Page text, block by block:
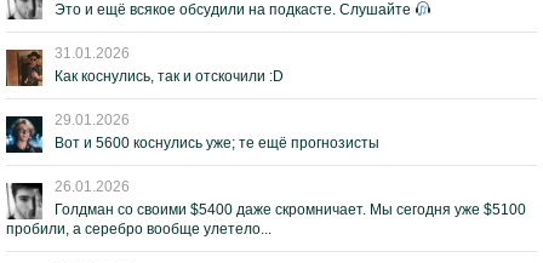
Это и ещё всякое обсудили на подкасте. Слушайте
31.01.2026
Как коснулись, так и отскочили :D
29.01.2026
Вот и 5600 коснулись уже; те ещё прогнозисты
26.01.2026
Голдман со своими $5400 даже скромничает. Мы сегодня уже $5100
пробили, а серебро вообще улетело...